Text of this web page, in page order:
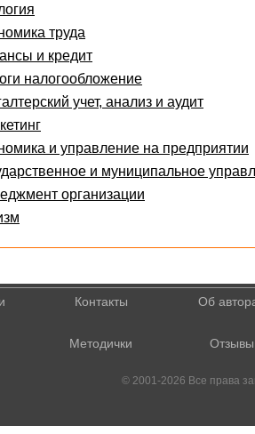
труда
и кредит
налогообложение
учет, анализ и аудит
и управление на предприятии
и муниципальное
организации
Контакты Об
Методички Отзывы
© 2001-2026 Все права